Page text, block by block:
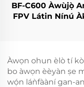
BF-C600 Àwùjọ̀
FPV Látin Nínú
Àwọn ohun èlò tí
bo àwọn èèyàn ṣe
wọ́n láǹfààní gan-